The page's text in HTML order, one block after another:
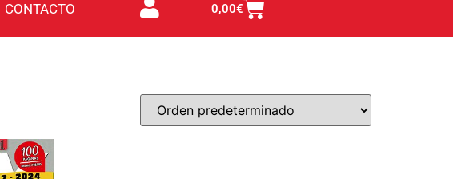
CONTACTO 0,00€